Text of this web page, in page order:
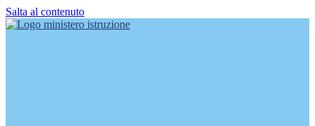
Salta al contenuto